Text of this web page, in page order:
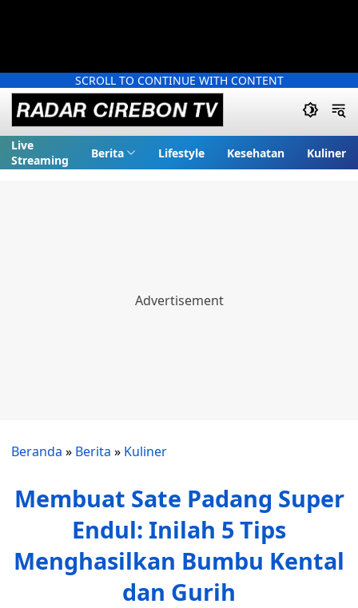
SCROLL TO CONTINUE WITH CONTENT
Live
Streaming
Berita Lifestyle Kesehatan Kuliner
Beranda » Berita » Kuliner
Membuat Sate Padang Super
Endul: Inilah 5 Tips
Menghasilkan Bumbu Kental
dan Gurih